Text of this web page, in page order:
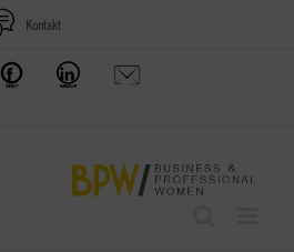
Kontakt
Offenes
Frauennetzwerk
BPW
Gruppe
Anfrage
schicken